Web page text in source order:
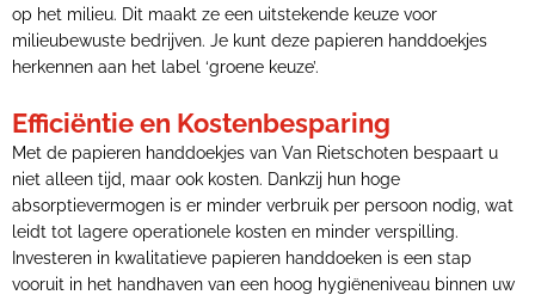
op het milieu. Dit maakt ze een uitstekende keuze voor
milieubewuste bedrijven. Je kunt deze papieren handdoekjes
herkennen aan het label ‘groene keuze’.
Efficiëntie en Kostenbesparing
Met de papieren handdoekjes van Van Rietschoten bespaart u
niet alleen tijd, maar ook kosten. Dankzij hun hoge
absorptievermogen is er minder verbruik per persoon nodig, wat
leidt tot lagere operationele kosten en minder verspilling.
Investeren in kwalitatieve papieren handdoeken is een stap
vooruit in het handhaven van een hoog hygiëneniveau binnen uw